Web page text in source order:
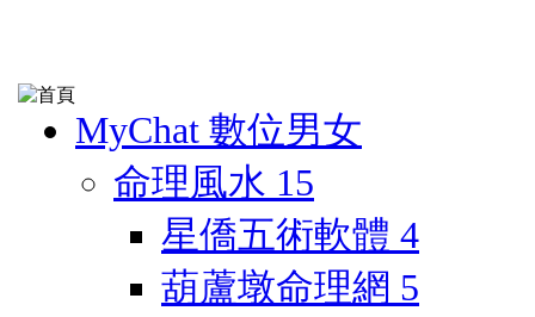
MyChat 數位男女
命理風水 15
星僑五術軟體 4
葫蘆墩命理網 5